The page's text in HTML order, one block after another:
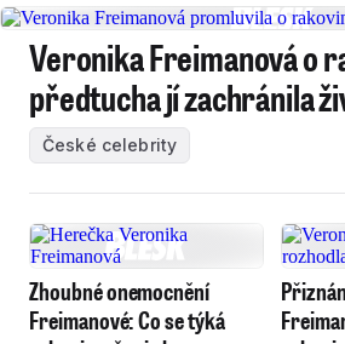
Veronika Freimanová o
předtucha jí zachránila
České celebrity
Zhoubné onemocnění
Freimanové: Co se týká